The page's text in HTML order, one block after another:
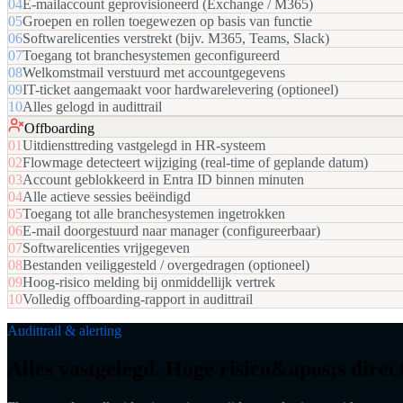
04E-mailaccount geprovisioneerd (Exchange / M365)
05Groepen en rollen toegewezen op basis van functie
06Softwarelicenties verstrekt (bijv. M365, Teams, Slack)
07Toegang tot branchesystemen geconfigureerd
08Welkomstmail verstuurd met accountgegevens
09IT-ticket aangemaakt voor hardwarelevering (optioneel)
10Alles gelogd in audittrail
Offboarding
01Uitdiensttreding vastgelegd in HR-systeem
02Flowmage detecteert wijziging (real-time of geplande datum)
03Account geblokkeerd in Entra ID binnen minuten
04Alle actieve sessies beëindigd
05Toegang tot alle branchesystemen ingetrokken
06E-mail doorgestuurd naar manager (configureerbaar)
07Softwarelicenties vrijgegeven
08Bestanden veiliggesteld / overgedragen (optioneel)
09Hoog-risico melding bij onmiddellijk vertrek
10Volledig offboarding-rapport in audittrail
Audittrail & alerting